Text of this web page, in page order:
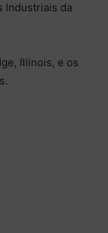
Industriais da
Illinois, e os